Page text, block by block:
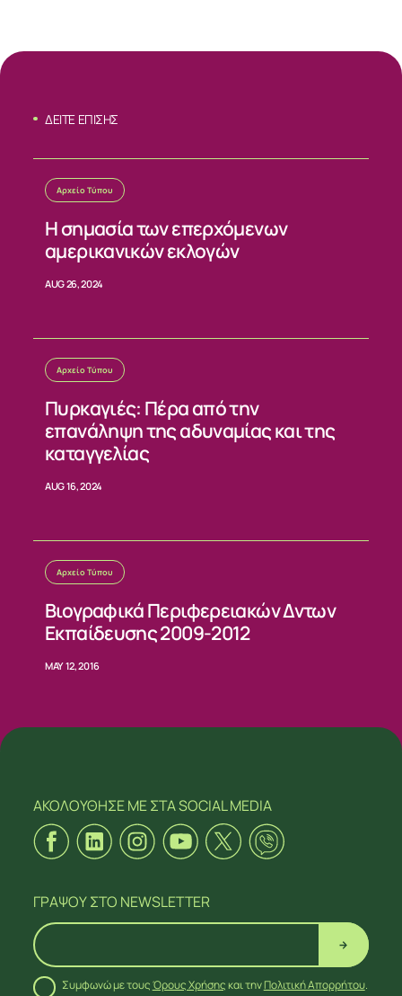
ΑΚΟΛΟΥΘΗΣΕ ΜΕΣΤΑ SOCIAL MEDIA
ΔΕΙΤΕ ΕΠΙΣΗΣ
Αρχείο Τύπου
Η σημασία των επερχόμενων
αμερικανικών εκλογών
AUG 26, 2024
Αρχείο Τύπου
Πυρκαγιές: Πέρα από την
επανάληψη της αδυναμίας και της
καταγγελίας
AUG 16, 2024
Αρχείο Τύπου
Βιογραφικά Περιφερειακών Δντων
Εκπαίδευσης 2009-2012
MAY 12, 2016
ΑΚΟΛΟΥΘΗΣΕ ΜΕΣΤΑ SOCIAL MEDIA
ΓΡΑΨΟΥΣΤΟ NEWSLETTER
Συμφωνώ με τουςΌρους Χρήσηςκαι τηνΠολιτική Απορρήτου.